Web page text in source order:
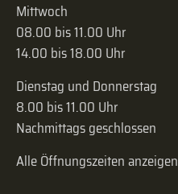
Mittwoch
08.00 bis 11.00 Uhr
14.00 bis 18.00 Uhr
Dienstag und Donnerstag
8.00 bis 11.00 Uhr
Nachmittags geschlossen
Alle Öffnungszeiten anzeigen